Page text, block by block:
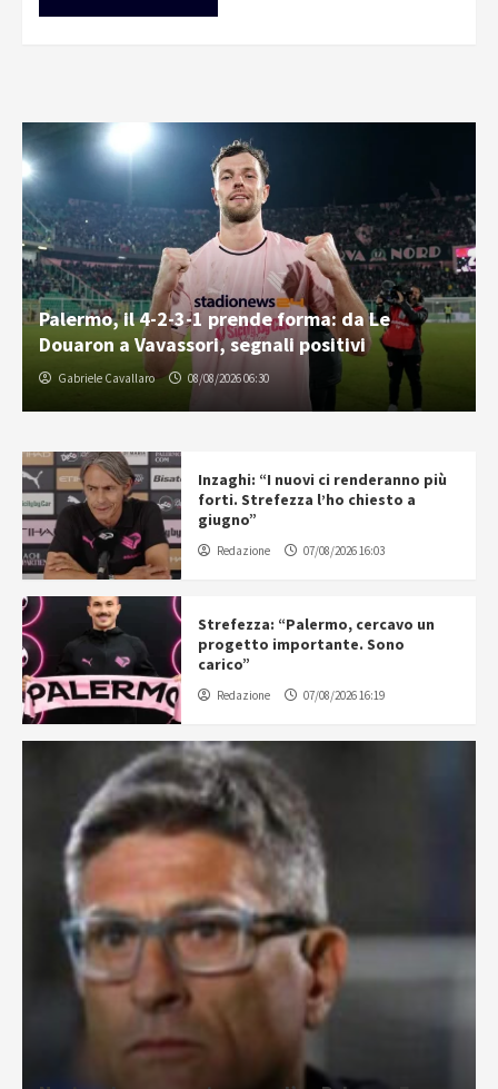
Palermo, il 4-2-3-1 prende forma: da Le
Douaron a Vavassori, segnali positivi
Gabriele Cavallaro 08/08/2026 06:30
Inzaghi: “I nuovi ci renderanno più
forti. Strefezza l’ho chiesto a
giugno”
Redazione 07/08/2026 16:03
Strefezza: “Palermo, cercavo un
progetto importante. Sono
carico”
Redazione 07/08/2026 16:19